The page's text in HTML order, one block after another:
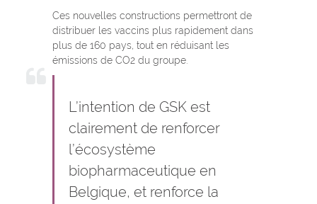
Ces nouvelles constructions permettront de
distribuer les vaccins plus rapidement dans
plus de 160 pays, tout en réduisant les
émissions de CO2 du groupe.
L’intention de GSK est
clairement de renforcer
l’écosystème
biopharmaceutique en
Belgique, et renforce la